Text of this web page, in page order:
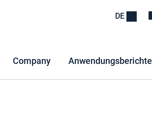
DE
Company Anwendungsberichte